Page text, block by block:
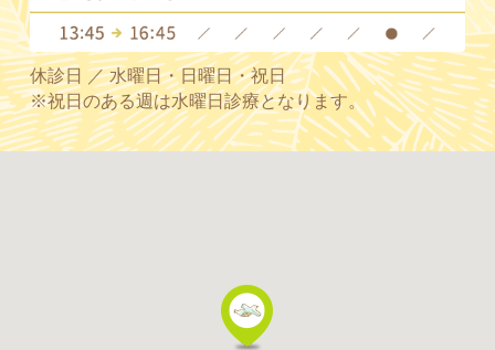
休診日 ／ 水曜日・日曜日・祝日
※祝日のある週は水曜日診療となります。